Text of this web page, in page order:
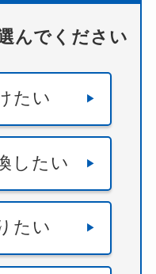
んでください
たい
したい
たい